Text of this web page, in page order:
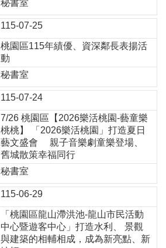
秘書室
115-07-25
桃園區115年績優、資深鄰長表揚活
動
秘書室
115-07-24
7/26 桃園區【2026樂活桃園-藝童樂
桃桃】 「2026樂活桃園」打造夏日
藝文盛會 親子音樂劇童樂登場、
舊城散策幸福同行
秘書室
115-06-29
「桃園區龍山滯洪池-龍山市民活動
中心暨遊客中心」打造水利、 景觀
與建築的相輔相成，成為新亮點、新